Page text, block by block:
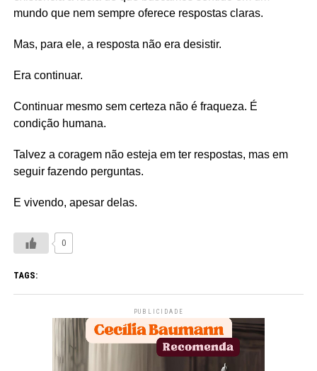
mundo que nem sempre oferece respostas claras.
Mas, para ele, a resposta não era desistir.
Era continuar.
Continuar mesmo sem certeza não é fraqueza. É
condição humana.
Talvez a coragem não esteja em ter respostas, mas em
seguir fazendo perguntas.
E vivendo, apesar delas.
0
TAGS:
PUBLICIDADE